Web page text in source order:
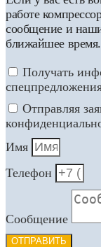
работе
сообщение и
ближайшее время.
Получать
Отправляя
Имя
Телефон
Сообщение
ОТПРАВИТЬ